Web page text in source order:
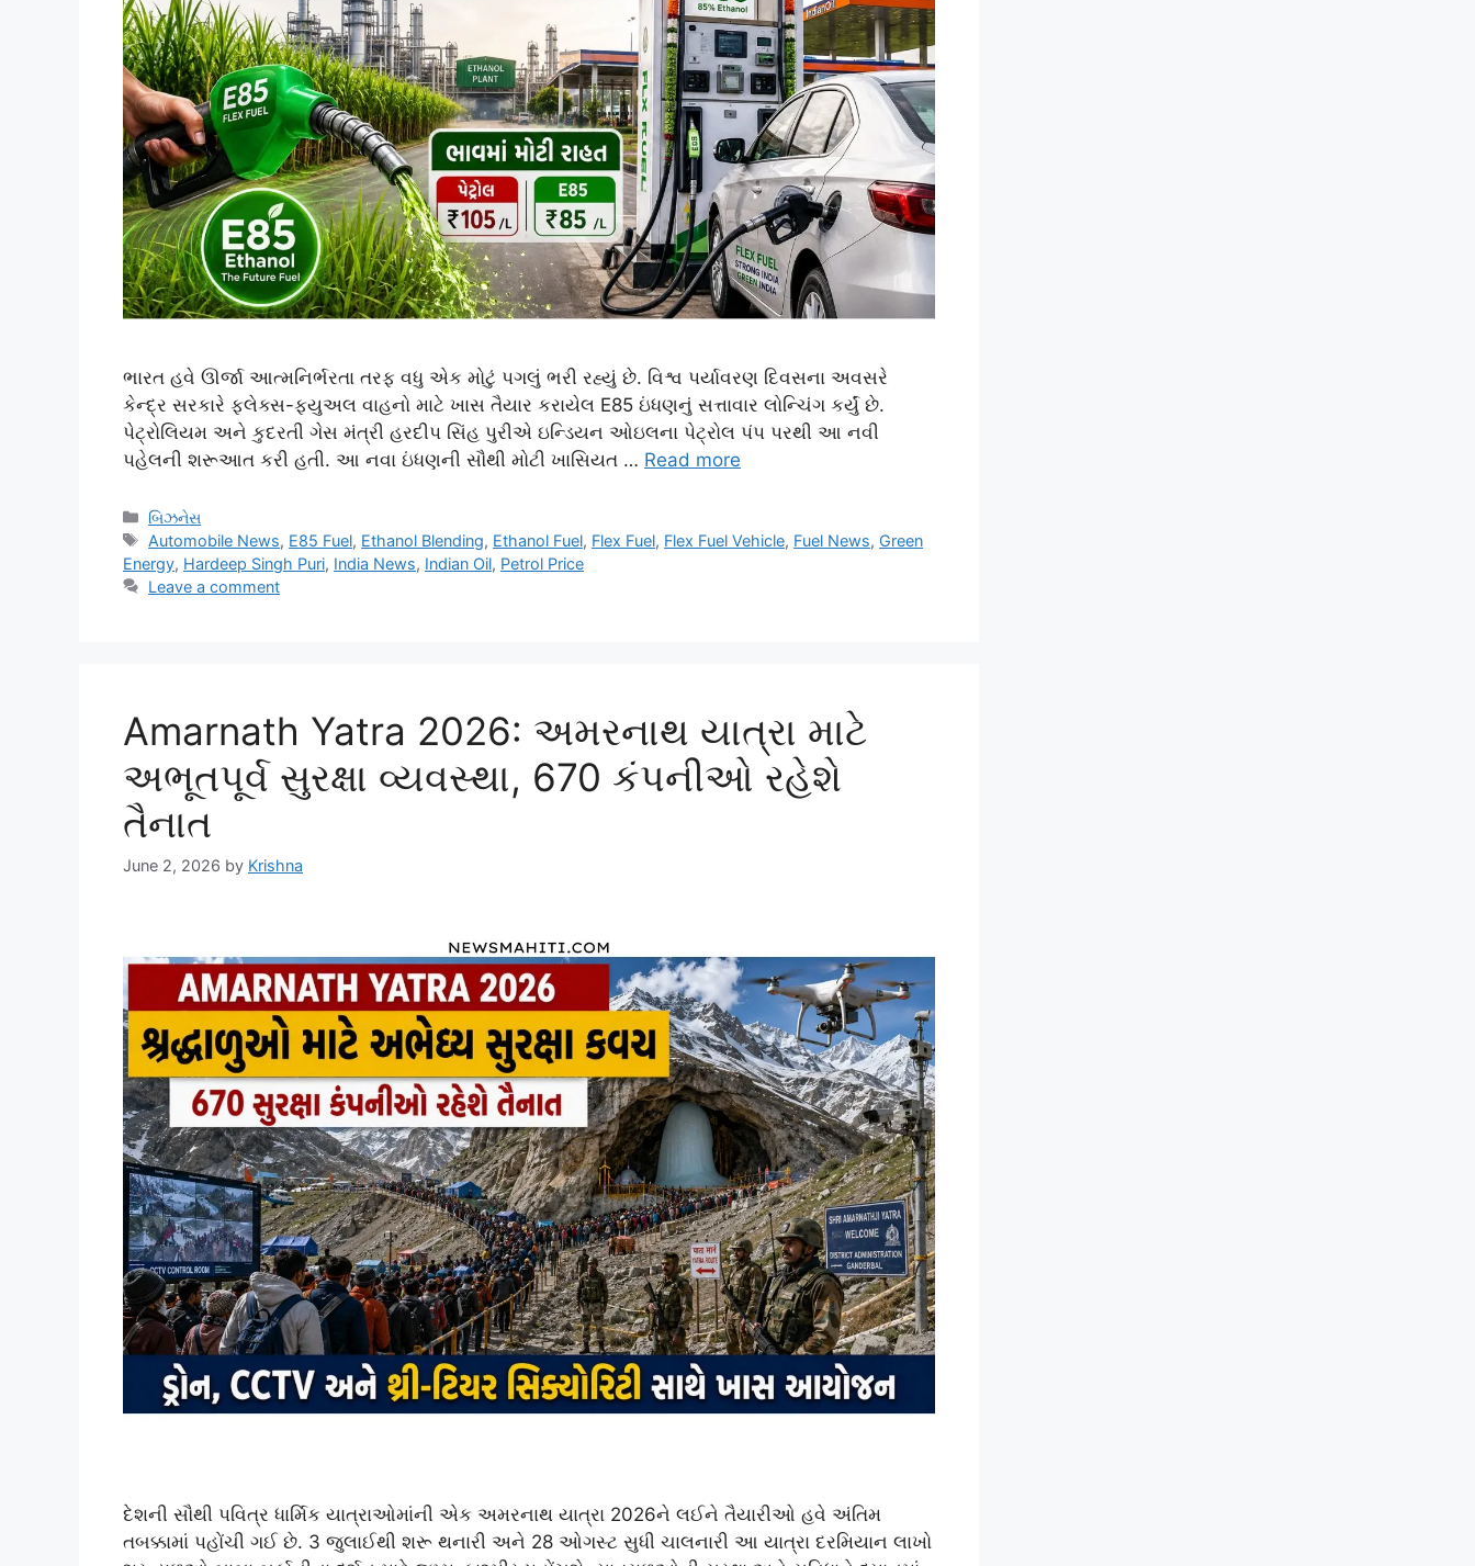
ભારત હવે ઊર્જા આત્મનિર્ભરતા તરફ વધુ એક મોટું પગલું ભરી રહ્યું છે. વિશ્વ પર્યાવરણ દિવસના અવસરે
કેન્દ્ર સરકારે ફ્લેક્સ-ફ્યુઅલ વાહનો માટે ખાસ તૈયાર કરાયેલ E85 ઇંધણનું સત્તાવાર લોન્ચિંગ કર્યું છે.
પેટ્રોલિયમ અને કુદરતી ગેસ મંત્રી હરદીપ સિંહ પુરીએ ઇન્ડિયન ઓઇલના પેટ્રોલ પંપ પરથી આ નવી
પહેલની શરૂઆત કરી હતી. આ નવા ઇંધણની સૌથી મોટી ખાસિયત … Read more
Categories
બિઝનેસ
Tags
Automobile News, E85 Fuel, Ethanol Blending, Ethanol Fuel, Flex Fuel, Flex Fuel Vehicle, Fuel News, Green
Energy, Hardeep Singh Puri, India News, Indian Oil, Petrol Price
Leave a comment
Amarnath Yatra 2026: અમરનાથ યાત્રા માટે
અભૂતપૂર્વ સુરક્ષા વ્યવસ્થા, 670 કંપનીઓ રહેશે
તૈનાત
June 2, 2026 by Krishna
દેશની સૌથી પવિત્ર ધાર્મિક યાત્રાઓમાંની એક અમરનાથ યાત્રા 2026ને લઈને તૈયારીઓ હવે અંતિમ
તબક્કામાં પહોંચી ગઈ છે. 3 જુલાઈથી શરૂ થનારી અને 28 ઓગસ્ટ સુધી ચાલનારી આ યાત્રા દરમિયાન લાખો